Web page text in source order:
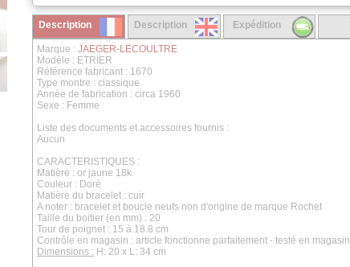
Description Description Expédition
Marque : JAEGER-LECOULTRE
Modèle : ETRIER
Référence fabricant : 1670
Type montre : classique
Année de fabrication : circa 1960
Sexe : Femme
Liste des documents et accessoires fournis :
Aucun
CARACTERISTIQUES :
Matière : or jaune 18k
Couleur : Doré
Matière du bracelet : cuir
A noter : bracelet et boucle neufs non d'origine de marque Rochet
Taille du boitier (en mm) : 20
Tour de poignet : 15 à 18.8 cm
Contrôle en magasin : article fonctionne parfaitement - testé en magasin
Dimensions : H: 20 x L: 34 cm